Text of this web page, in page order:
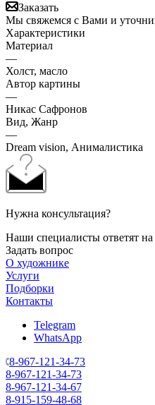
Заказать
Мы свяжемся с Вами и
Характеристики
Материал
—
Холст, масло
Автор картины
—
Никас Сафронов
Вид, Жанр
—
Dream vision, Анималистика
Нужна консультация?
Наши специалисты ответят
Задать вопрос
О художнике
Услуги
Подборки
Контакты
Telegram
WhatsApp
8-967-121-34-73
8-967-121-34-73
8-967-121-34-67
8-915-159-48-68